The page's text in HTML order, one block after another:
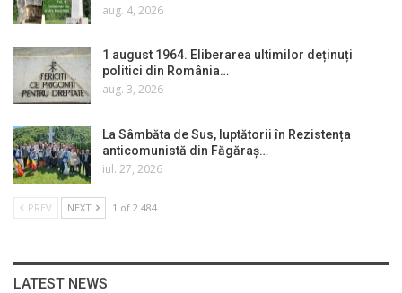
aug. 4, 2026
1 august 1964. Eliberarea ultimilor deținuți
politici din România…
aug. 3, 2026
La Sâmbăta de Sus, luptătorii în Rezistența
anticomunistă din Făgăraș…
iul. 27, 2026
PREV NEXT 1 of 2.484
LATEST NEWS